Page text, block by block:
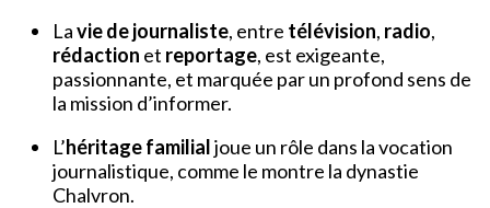
Lavie de journaliste, entre télévision, radio,
rédaction et reportage, est exigeante,
passionnante, et marquée par un profond sens de
la mission d’informer.
L’héritage familialjoue un rôle dans la vocation
journalistique, comme le montre la dynastie
Chalvron.